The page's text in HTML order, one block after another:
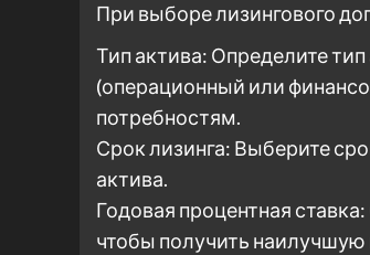
При выборе лизингового
Тип актива: Определите
(операционный или
потребностям.
Срок лизинга: Выберите
актива.
Годовая процентная
чтобы получить